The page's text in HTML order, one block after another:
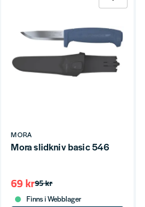
MORA
Mora slidkniv basic 546
95 kr
69 kr
Finns i Webblager